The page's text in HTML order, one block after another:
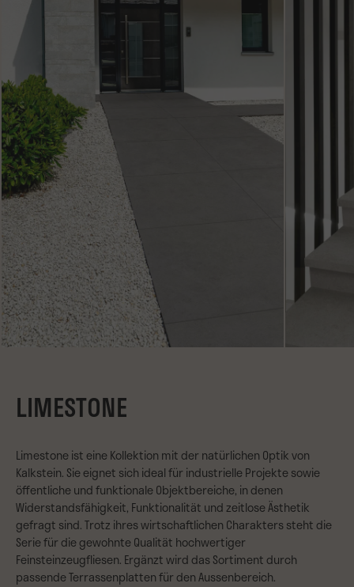
LIMESTONE
Limestone ist eine Kollektion mit der natürlichen Optik von
Kalkstein. Sie eignet sich ideal für industrielle Projekte sowie
öffentliche und funktionale Objektbereiche, in denen
Widerstandsfähigkeit, Funktionalität und zeitlose Ästhetik
gefragt sind. Trotz ihres wirtschaftlichen Charakters steht die
Serie für die gewohnte Qualität hochwertiger
Feinsteinzeugfliesen. Ergänzt wird das Sortiment durch
passende Terrassenplatten für den Aussenbereich.